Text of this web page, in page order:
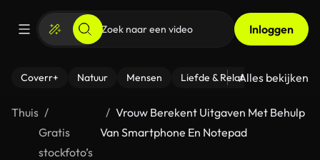
Inloggen
Coverr+ Natuur Mensen Liefde & Relaties - Fitness
Alles bekijken
Thuis
Gratis
stockfoto’s
Vrouw Berekent Uitgaven Met Behulp
Van Smartphone En Notepad